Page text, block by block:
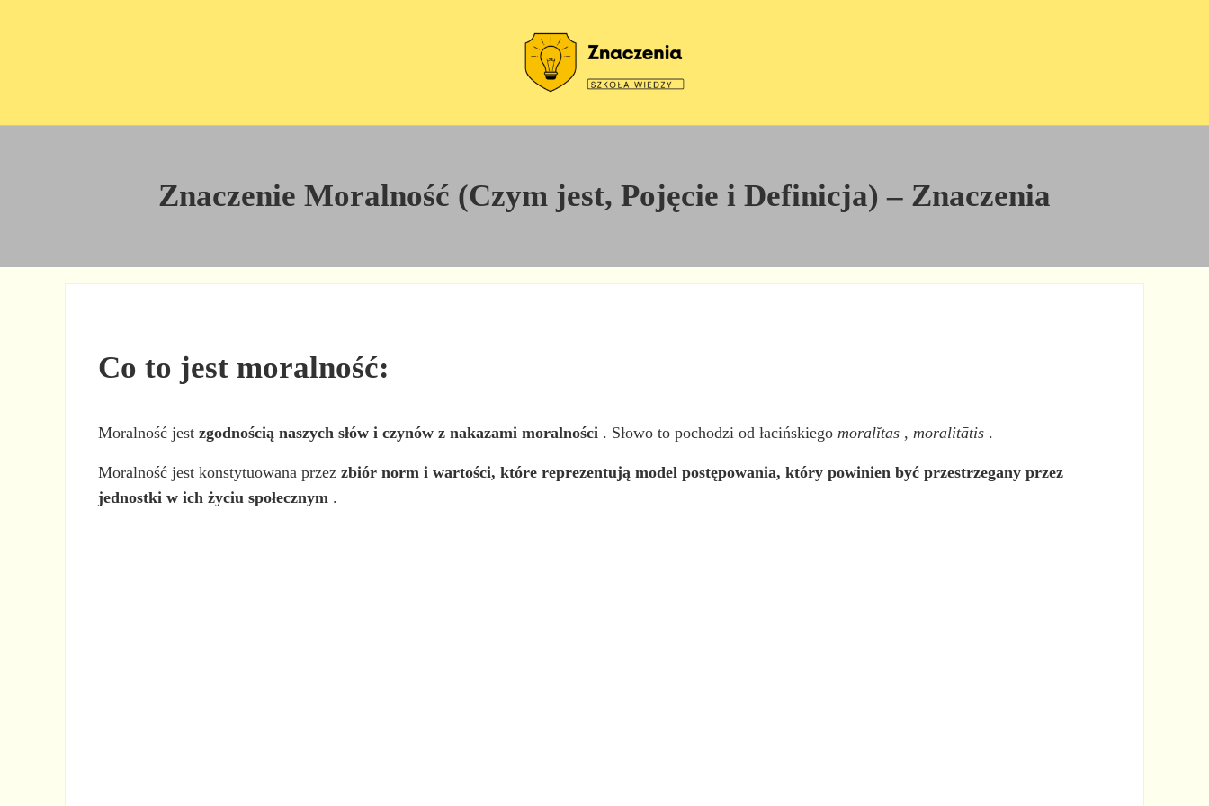
Znaczenie Moralność (Czym jest, Pojęcie i Definicja) – Znaczenia
Co to jest moralność:
Moralność jestzgodnością naszych słów i czynów z nakazami moralności . Słowo to pochodzi od łacińskiego moralĭtas , moralitātis .
Moralność jest konstytuowana przezzbiór norm i wartości, które reprezentują model postępowania, który powinien być przestrzegany przez
jednostki w ich życiu społecznym .